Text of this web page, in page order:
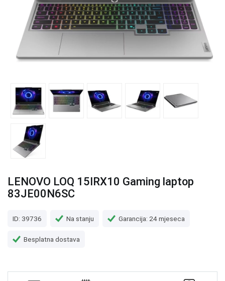
LENOVO LOQ 15IRX10 Gaming laptop
83JE00N6SC
ID: 39736 Na stanju Garancija: 24 mjeseca
Besplatna dostava